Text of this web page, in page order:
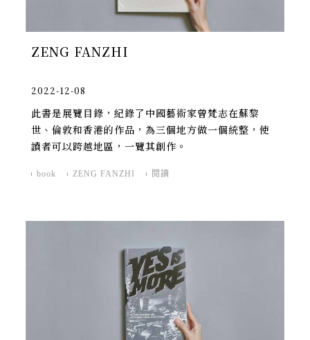
ZENG FANZHI
2022-12-08
此書是展覽目錄，紀錄了中國藝術家曾梵​​志在蘇黎
世、倫敦和香港的作品，為三個地方做一個統整，使
讀者可以跨越地區，一覽其創作。
book ZENG FANZHI 閱讀